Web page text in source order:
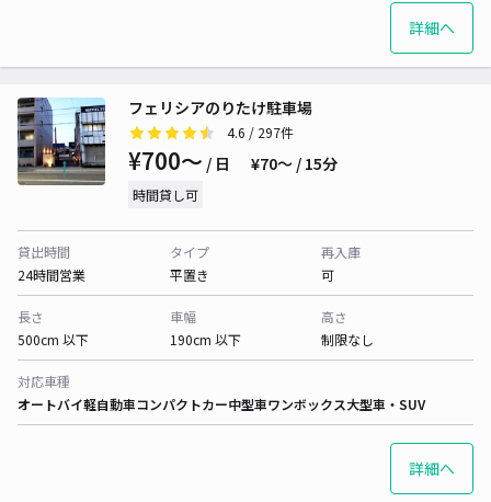
詳細へ
フェリシアのりたけ駐車場
4.6 / 297件
¥700〜 / 日 ¥70〜 / 15分
時間貸し可
貸出時間
24時間営業
タイプ
平置き
再入庫
可
長さ
500cm 以下
車幅
190cm 以下
高さ
制限なし
対応車種
オートバイ軽自動車コンパクトカー中型車ワンボックス大型車・SUV
詳細へ